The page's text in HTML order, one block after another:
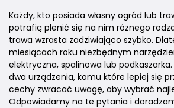
Każdy, kto posiada własny ogród lub
potrafią plenić się na nim różnego
trawa wzrasta zadziwiająco szybko.
miesiącach roku niezbędnym
elektryczna, spalinowa lub
dwa urządzenia, komu które lepiej się
cechy zwracać uwagę, aby wybrać
Odpowiadamy na te pytania i